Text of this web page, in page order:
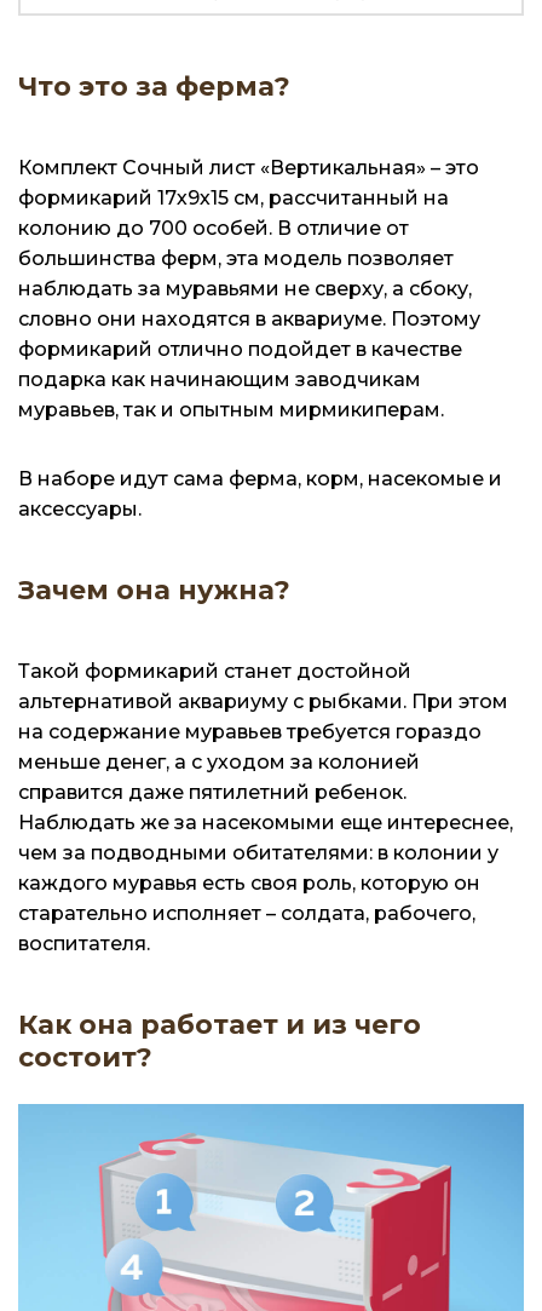
Что это за ферма?
Комплект Сочный лист «Вертикальная» – это
формикарий 17х9х15 см, рассчитанный на
колонию до 700 особей. В отличие от
большинства ферм, эта модель позволяет
наблюдать за муравьями не сверху, а сбоку,
словно они находятся в аквариуме. Поэтому
формикарий отлично подойдет в качестве
подарка как начинающим заводчикам
муравьев, так и опытным мирмикиперам.
В наборе идут сама ферма, корм, насекомые и
аксессуары.
Зачем она нужна?
Такой формикарий станет достойной
альтернативой аквариуму с рыбками. При этом
на содержание муравьев требуется гораздо
меньше денег, а с уходом за колонией
справится даже пятилетний ребенок.
Наблюдать же за насекомыми еще интереснее,
чем за подводными обитателями: в колонии у
каждого муравья есть своя роль, которую он
старательно исполняет – солдата, рабочего,
воспитателя.
Как она работает и из чего
состоит?